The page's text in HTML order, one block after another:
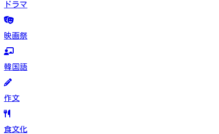
ドラマ
映画祭
韓国語
作文
食文化